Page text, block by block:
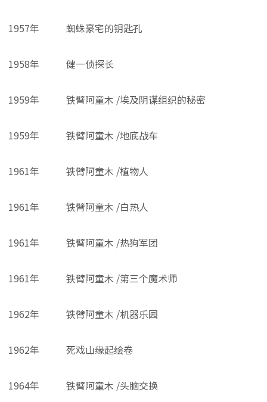
1957年 蜘蛛豪宅的钥匙孔
1958年 健一侦探长
1959年 铁臂阿童木 /埃及阴谋组织的秘密
1959年 铁臂阿童木 /地底战车
1961年 铁臂阿童木 /植物人
1961年 铁臂阿童木 /白热人
1961年 铁臂阿童木 /热狗军团
1961年 铁臂阿童木 /第三个魔术师
1962年 铁臂阿童木 /机器乐园
1962年 死戏山缘起绘卷
1964年 铁臂阿童木 /头脑交换